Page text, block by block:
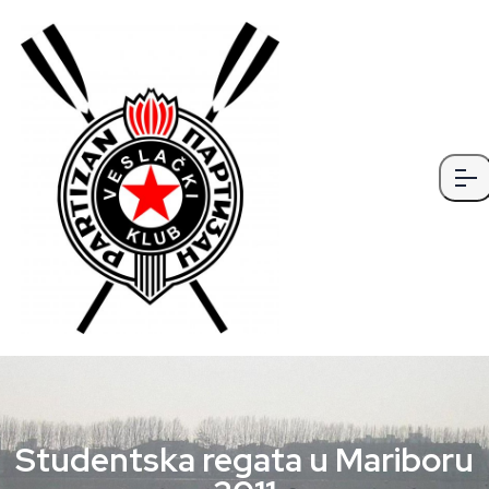
Studentska regata u Mariboru